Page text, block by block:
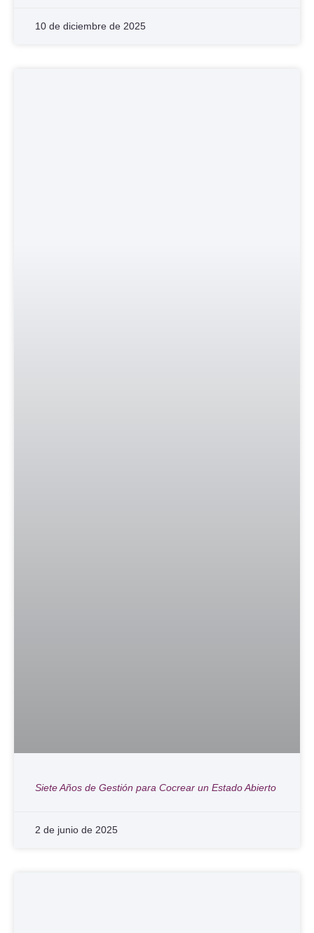
10 de diciembre de 2025
Siete Años de Gestión para Cocrear un Estado Abierto
2 de junio de 2025